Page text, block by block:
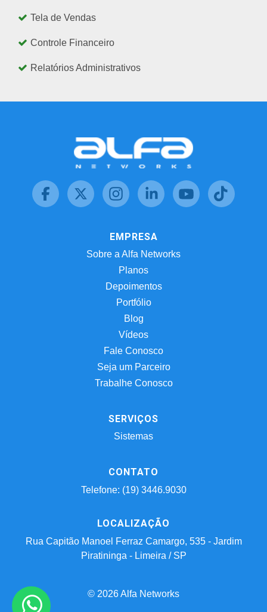
Tela de Vendas
Controle Financeiro
Relatórios Administrativos
EMPRESA
Sobre a Alfa Networks
Planos
Depoimentos
Portfólio
Blog
Vídeos
Fale Conosco
Seja um Parceiro
Trabalhe Conosco
SERVIÇOS
Sistemas
CONTATO
Telefone: (19) 3446.9030
LOCALIZAÇÃO
Rua Capitão Manoel Ferraz Camargo, 535 - Jardim
Piratininga - Limeira / SP
© 2026 Alfa Networks